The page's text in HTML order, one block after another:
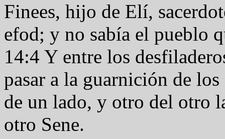
Finees, hijo de Elí,
efod; y no sabía el pueblo
14:4 Y entre los
pasar a la guarnición de
de un lado, y otro del otro
otro Sene.